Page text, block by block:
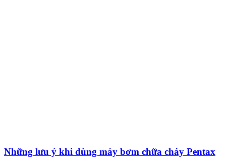
Những lưu ý khi dùng máy bơm chữa cháy Pentax